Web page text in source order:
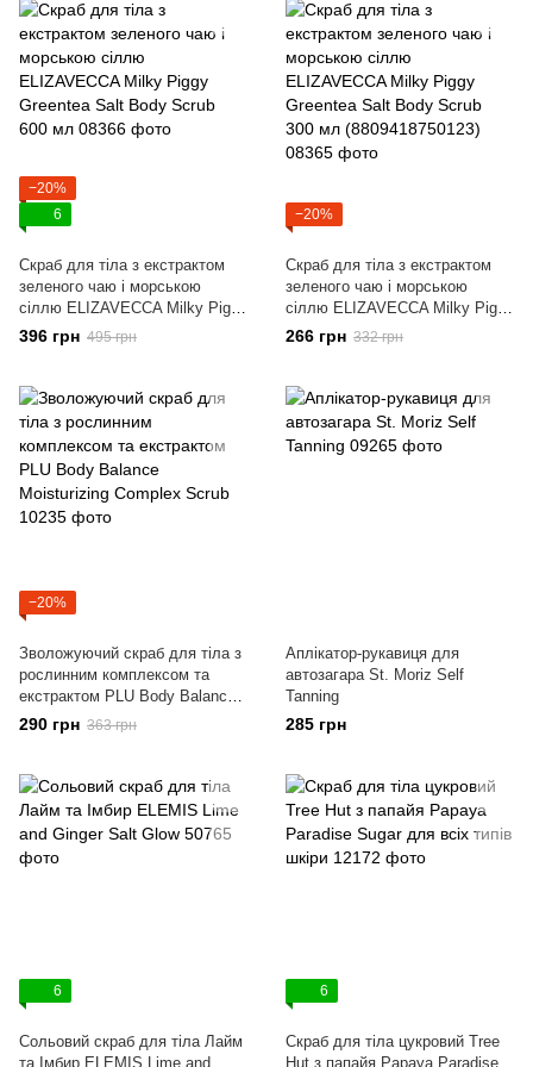
−20%
6
Скраб для тіла з екстрактом
зеленого чаю і морською
сіллю ELIZAVECCA Milky Piggy
Greentea Salt Body Scrub 600
396 грн 495 грн
−20%
Скраб для тіла з екстрактом
зеленого чаю і морською
сіллю ELIZAVECCA Milky Piggy
Greentea Salt Body Scrub 300
мл (8809418750123)
266 грн 332 грн
−20%
Зволожуючий скраб для тіла з
рослинним комплексом та
екстрактом PLU Body Balance
Moisturizing Complex Scrub
290 грн 363 грн
Аплікатор-рукавиця для
автозагара St. Moriz Self
Tanning
285 грн
6
Сольовий скраб для тіла Лайм
та Імбир ELEMIS Lime and
6
Скраб для тіла цукровий Tree
Hut з папайя Papaya Paradise